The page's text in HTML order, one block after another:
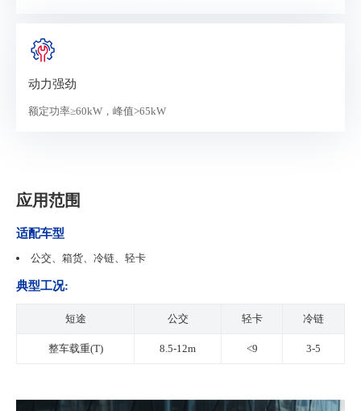
动力强劲
额定功率≥60kW，峰值>65kW
应用范围
适配车型
公交、箱货、冷链、轻卡
典型工况:
短途 公交 轻卡 冷链
整车载重(T) 8.5-12m <9 3-5